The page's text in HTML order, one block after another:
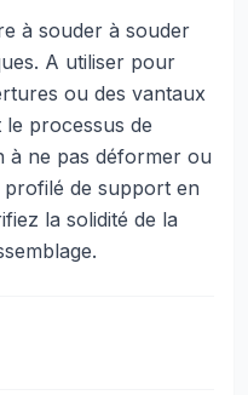
à souder à souder
A utiliser pour
ou des vantaux
processus de
à ne pas déformer ou
de support en
la solidité de la